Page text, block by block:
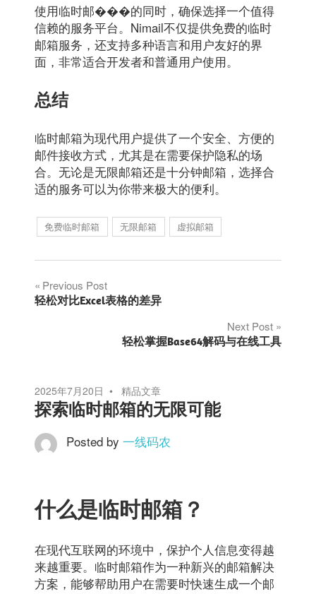
使用临时邮���的同时，确保选择一个值得
信赖的服务平台。Nimail不仅提供免费的临时
邮箱服务，还支持多种语言和用户友好的界
面，非常适合开发者和普通用户使用。
总结
临时邮箱为现代用户提供了一个安全、方便的
邮件接收方式，尤其是在需要保护隐私的场
合。无论是无限邮箱还是十分钟邮箱，选择合
适的服务可以为你带来极大的便利。
免费临时邮箱 无限邮箱 虚拟邮箱
文
航
Previous Post
轻松对比Excel表格的差异
Next Post
轻松掌握Base64解码与在线工具
2025年7月20日 精品文章
探索临时邮箱的无限可能
Posted by 一线码农
什么是临时邮箱？
在现代互联网的环境中，保护个人信息变得越
来越重要。临时邮箱作为一种新兴的邮箱解决
方案，能够帮助用户在需要时快速生成一个邮